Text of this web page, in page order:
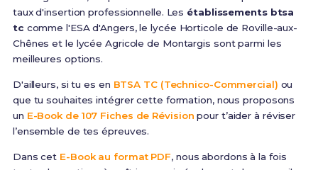
taux d'insertion professionnelle. Les établissements btsa
tc comme l'ESA d'Angers, le lycée Horticole de Roville-aux-
Chênes et le lycée Agricole de Montargis sont parmi les
meilleures options.
D'ailleurs, si tu es en BTSA TC (Technico-Commercial) ou
que tu souhaites intégrer cette formation, nous proposons
un E-Book de 107 Fiches de Révision pour t’aider à réviser
l’ensemble de tes épreuves.
Dans cet E-Book au format PDF, nous abordons à la fois